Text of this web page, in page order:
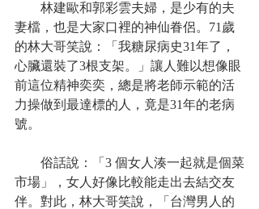
林建歐和郭彩雲夫婦，是少有的夫
妻檔，也是大家口裡的神仙眷侶。71歲
的林大哥笑說：「我糖尿病史31年了，
心臟還裝了3根支架。」讓人難以想像眼
前這位精神奕奕，總是將老師示範的活
力操做到最達標的人，竟是31年的老病
號。
俗話說：「3 個女人湊一起就是個菜
市場」，女人好像比較能走出去結交友
伴。對此，林大哥笑說，「台灣男人的